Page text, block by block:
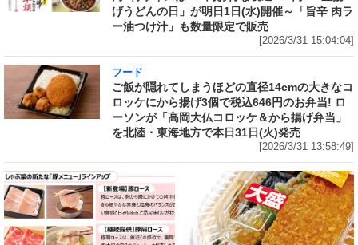
げうどんの日」が明日1日(水)開催～「旨辛 肉ラ
ー油つけ汁」も数量限定で販売
[2026/3/31 15:04:04]
フード
ご飯が隠れてしまうほどの直径14cmの大きなコ
ロッケにから揚げ3個で税込646円のお弁当! ロ
ーソンが「高岡大仏コロッケ＆から揚げ弁当」
を北陸・東海地方で本日31日(火)発売
[2026/3/31 13:58:49]